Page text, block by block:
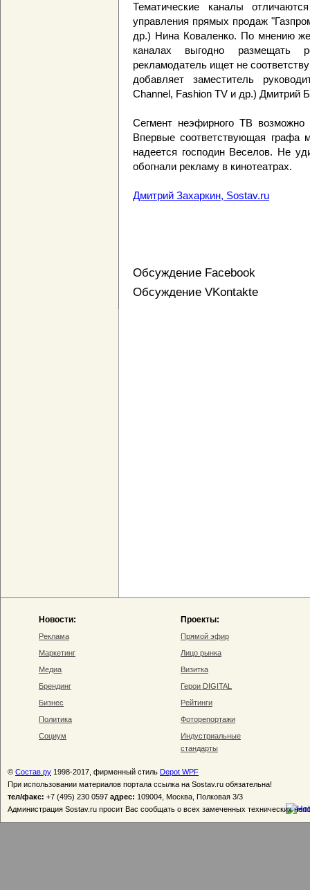
Тематические каналы
управления прямых продаж
др.) Нина Коваленко. По мнению
каналах выгодно размещать
рекламодатель ищет не
добавляет заместитель
Channel, Fashion TV и др.) Дмитрий
Сегмент неэфирного ТВ
Впервые соответствующая графа
надеется господин Веселов. Не
обогнали рекламу в кинотеатрах.
Дмитрий Захаркин, Sostav.ru
Обсуждение Facebook
Обсуждение VKontakte
Новости:
Реклама
Маркетинг
Медиа
Брендинг
Бизнес
Политика
Социум
Проекты:
Прямой эфир
Лицо рынка
Визитка
Герои DIGITAL
Рейтинги
Фоторепортажи
Индустриальные
стандарты
© Состав.ру 1998-2017, фирменный стиль Depot WPF
При использовании материалов портала ссылка на Sostav.ru обязательна!
тел/факс: +7 (495) 230 0597 адрес: 109004, Москва, Полковая 3/3
Администрация Sostav.ru просит Вас сообщать о всех замеченных технических